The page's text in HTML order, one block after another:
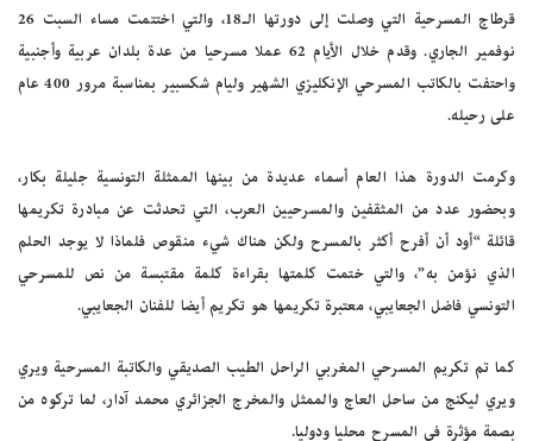
قرطاج المسرحية التي وصلت إلى دورتها الـ18، والتي اختتمت مساء السبت 26
نوفمير الجاري. وقدم خلال الأيام 62 عملا مسرحيا من عدة بلدان عربية وأجنبية
واحتفت بالكاتب المسرحي الإنكليزي الشهير وليام شكسبير بمناسبة مرور 400 عام
على رحيله.
وكرمت الدورة هذا العام أسماء عديدة من بينها الممثلة التونسية جليلة بكار،
وبحضور عدد من المثقفين والمسرحيين العرب، التي تحدثت عن مبادرة تكريمها
قائلة “أود أن أفرح أكثر بالمسرح ولكن هناك شيء منقوص فلماذا لا يوجد الحلم
الذي نؤمن به”، والتي ختمت كلمتها بقراءة كلمة مقتبسة من نص للمسرحي
التونسي فاضل الجعايبي، معتبرة تكريمها هو تكريم أيضا للفنان الجعايبي.
كما تم تكريم المسرحي المغربي الراحل الطيب الصديقي والكاتبة المسرحية ويري
ويري ليكنج من ساحل العاج والممثل والمخرج الجزائري محمد آدار، لما تركوه من
بصمة مؤثرة في المسرح محليا ودوليا.